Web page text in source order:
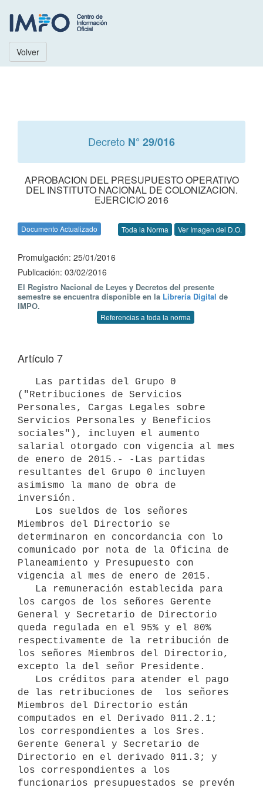
Volver
Decreto N° 29/016
APROBACION DEL PRESUPUESTO OPERATIVO
DEL INSTITUTO NACIONAL DE COLONIZACION.
EJERCICIO 2016
Documento Actualizado Toda la Norma Ver Imagen del D.O.
Promulgación: 25/01/2016
Publicación: 03/02/2016
El Registro Nacional de Leyes y Decretos del presente
semestre se encuentra disponible en la Librería Digital de
IMPO.
Referencias a toda la norma
Artículo 7
("Retribuciones de Servicios
Personales, Cargas Legales sobre
Servicios Personales y Beneficios
sociales"), incluyen el aumento
salarial otorgado con vigencia al mes
de enero de 2015.- -Las partidas
resultantes del Grupo 0 incluyen
asimismo la mano de obra de
inversión.
Miembros del Directorio se
determinaron en concordancia con lo
comunicado por nota de la Oficina de
Planeamiento y Presupuesto con
vigencia al mes de enero de 2015.
los cargos de los señores Gerente
General y Secretario de Directorio
queda regulada en el 95% y el 80%
respectivamente de la retribución de
los señores Miembros del Directorio,
excepto la del señor Presidente.
de las retribuciones de  los señores
Miembros del Directorio están
computados en el Derivado 011.2.1;
los correspondientes a los Sres.
Gerente General y Secretario de
Directorio en el derivado 011.3; y
los correspondientes a los
funcionarios presupuestados se prevén